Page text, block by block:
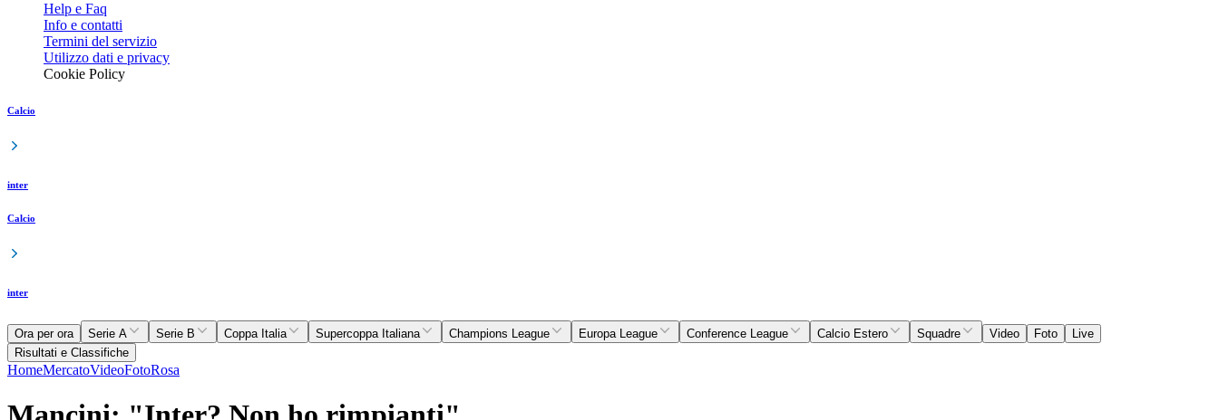
Help e Faq
Info e contatti
Termini del servizio
Utilizzo dati e privacy
Cookie Policy
Calcio
inter
Calcio
inter
Ora per ora Serie A Serie B Coppa Italia Supercoppa Italiana Champions League Europa League Conference League Calcio Estero Squadre Video Foto
Live
Risultati e Classifiche
HomeMercatoVideoFotoRosa